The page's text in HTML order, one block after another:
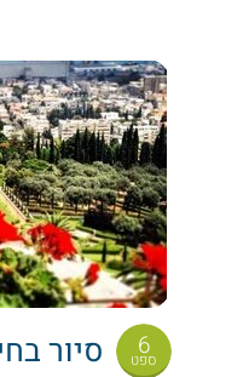
6
ספט סיור